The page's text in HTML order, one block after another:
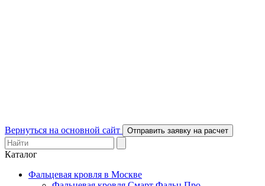
Вернуться на основной сайт Отправить заявку на расчет
Каталог
Фальцевая кровля в Москве